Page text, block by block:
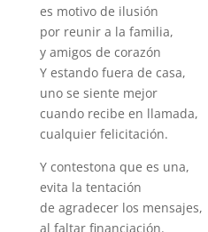
es motivo de ilusión
por reunir a la familia,
y amigos de corazón
Y estando fuera de casa,
uno se siente mejor
cuando recibe en llamada,
cualquier felicitación.
Y contestona que es una,
evita la tentación
de agradecer los mensajes,
al faltar financiación.